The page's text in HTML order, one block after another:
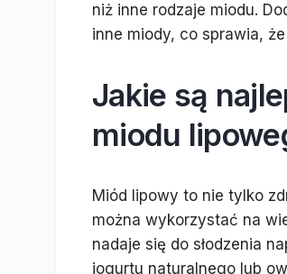
niż inne rodzaje miodu.
inne miody, co sprawia,
Jakie są
miodu
Miód lipowy to nie tylko
można wykorzystać na
nadaje się do słodzenia
jogurtu naturalnego lub